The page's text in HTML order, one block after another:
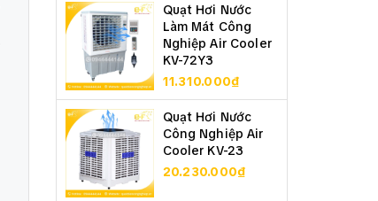
Quạt Hơi Nước
Làm Mát Công
Nghiệp Air Cooler
KV-72Y3
11.310.000₫
Quạt Hơi Nước
Công Nghiệp Air
Cooler KV-23
20.230.000₫